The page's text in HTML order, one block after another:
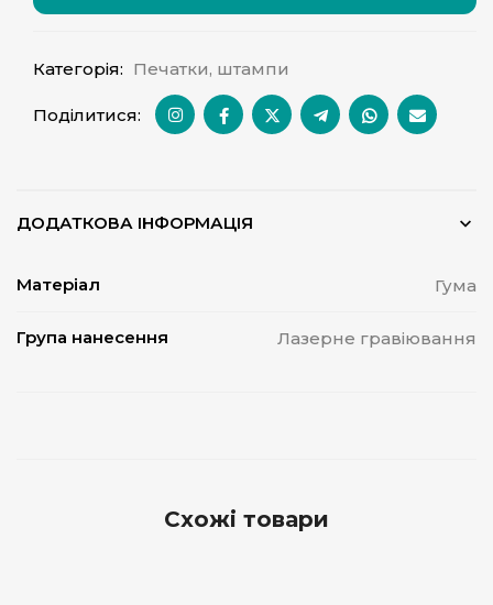
Категорія: Печатки, штампи
Поділитися:
ДОДАТКОВА ІНФОРМАЦІЯ
Матеріал Гума
Група нанесення Лазерне гравіювання
Схожі товари